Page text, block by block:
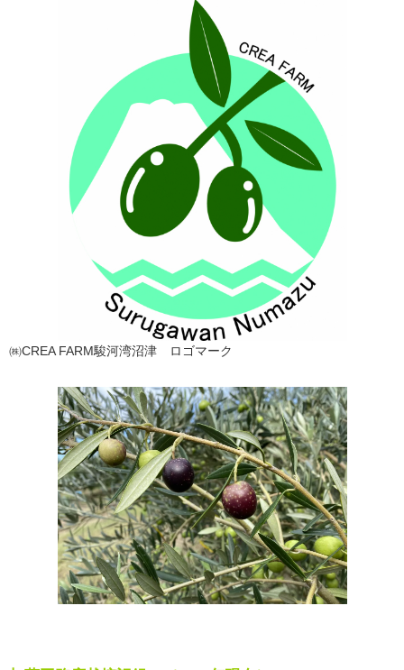
㈱CREA FARM駿河湾沼津 ロゴマーク